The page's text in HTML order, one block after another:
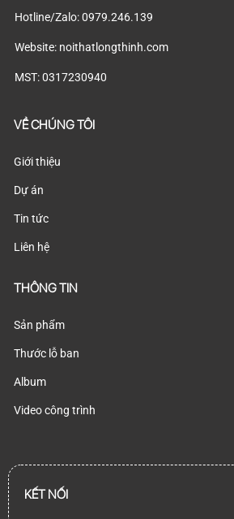
Hotline/Zalo: 0979.246.139
Website: noithatlongthinh.com
MST: 0317230940
VỀ CHÚNG TÔI
Giới thiệu
Dự án
Tin tức
Liên hệ
THÔNG TIN
Sản phẩm
Thước lỗ ban
Album
Video công trình
KẾT NỐI